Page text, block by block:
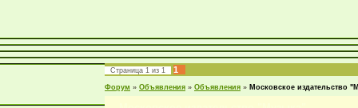
Страница 1 из 1 1
Форум » Объявления » Объявления » Московское издательство